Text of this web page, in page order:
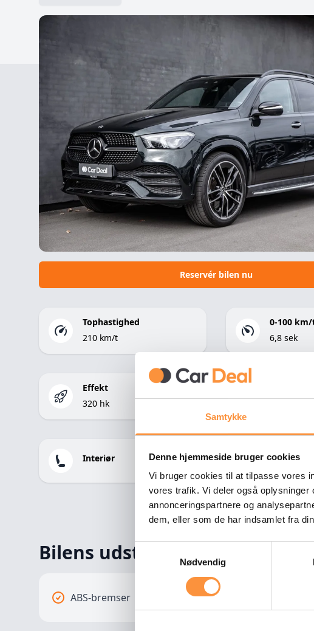
Samtykke
Denne hjemmeside bruger cookies
Vi bruger cookies til at tilpasse vores
vores trafik. Vi deler også oplysninger
annonceringspartnere og
dem, eller som de har indsamlet fra
Samtykkevalg
Nødvendig
- Klimaanlæg
- Keyless go/entry (nøgle fri adgang)
- 22" AMG alufælge
Og meget mere!
Leasingforslag 12 måneder erhverv
Udbetaling: 80.000 kr. ex. moms
Mnd. ydelse: 4.800 kr. ex. moms
Restværdi: 350.000 kr. ex. moms og afgift
Etablering: 4.000 kr. ex. moms
Leasingforslag 12 måneder privat
Udbetaling: 100.000 kr. inkl. moms
Mnd. ydelse: 6.000 kr. inkl. moms
Restværdi: 350.000 kr. ex. moms og afgift
Reservér bilen nu
Tophastighed
210 km/t
0-100
6,8 sek
Effekt
320 hk
Interiør Farve
Bilens udstyr
ABS-bremser